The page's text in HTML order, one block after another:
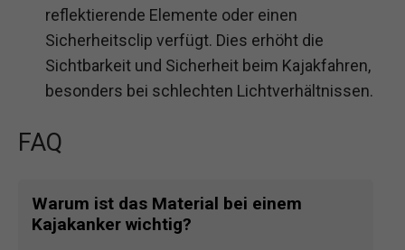
reflektierende Elemente oder einen
Sicherheitsclip verfügt. Dies erhöht die
Sichtbarkeit und Sicherheit beim Kajakfahren,
besonders bei schlechten Lichtverhältnissen.
FAQ
Warum ist das Material bei einem
Kajakanker wichtig?